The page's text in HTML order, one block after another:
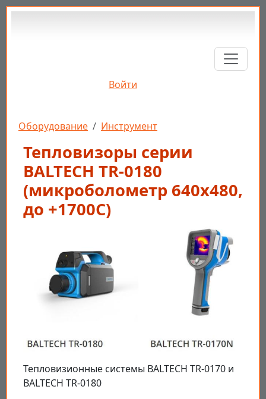
Перейти к основному содержанию
Войти
Строка навигации
Оборудование Инструмент
Тепловизоры серии
BALTECH TR-0180
(микроболометр 640х480,
до +1700С)
Тепловизионные системы BALTECH TR-0170 и
BALTECH TR-0180